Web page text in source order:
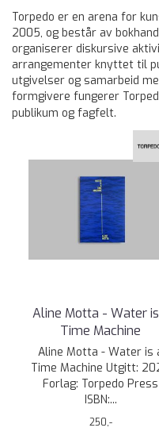
Torpedo er en arena for
2005, og består av
organiserer diskursive
arrangementer knyttet til
utgivelser og samarbeid
formgivere fungerer
publikum og fagfelt.
Aline Motta - Water
Time Machine
Aline Motta - Water is
Time Machine Utgitt:
Forlag: Torpedo Press
ISBN:...
250,-